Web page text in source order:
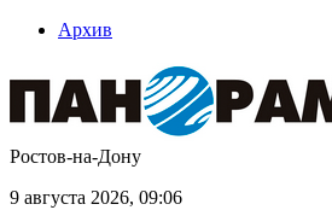
Архив
Ростов-на-Дону
9 августа 2026, 09:06